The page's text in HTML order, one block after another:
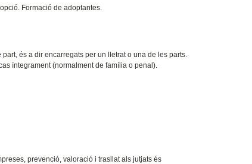
Formació de adoptantes.
és a dir encarregats per un lletrat o una de les parts.
íntegrament (normalment de família o penal).
prevenció, valoració i trasllat als jutjats és